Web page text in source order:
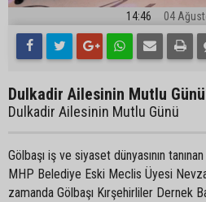
14:46 04
Dulkadir Ailesinin Mutlu Günü
Dulkadir Ailesinin Mutlu Günü
Gölbaşı iş ve siyaset dünyasının
MHP Belediye Eski Meclis Üyesi
zamanda Gölbaşı Kırşehirliler Dernek